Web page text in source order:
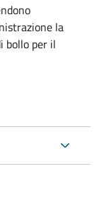
la
bollo per il